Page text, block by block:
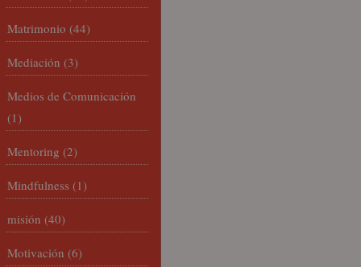
Matrimonio (44)
Mediación (3)
Medios de Comunicación
(1)
Mentoring (2)
Mindfulness (1)
misión (40)
Motivación (6)